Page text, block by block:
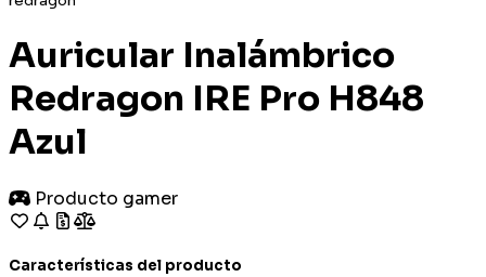
Auricular Inalámbrico
Redragon IRE Pro H848
Azul
Producto gamer
Características del producto